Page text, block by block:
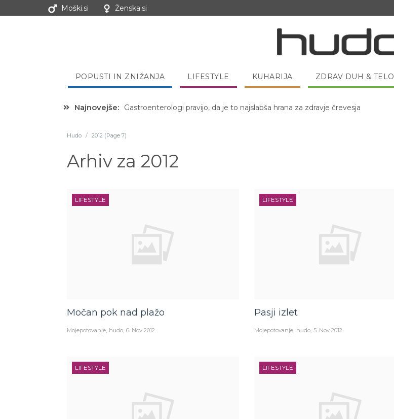
Moški.si Ženska.si
POPUSTI IN ZNIŽANJA LIFESTYLE KUHARIJA ZDRAV DUH & TELO
Najnovejše:
Gastroenterologi pravijo, da je to najslabša hrana za zdravje črevesja
Hudo / 2012 (Page 7)
Arhiv za 2012
LIFESTYLE
Močan pok nad plažo
Mojepotovanje hudo 6. Nov 2012
LIFESTYLE
Pasji izlet
Mojepotovanje hudo 5. Nov 2012
LIFESTYLE LIFESTYLE